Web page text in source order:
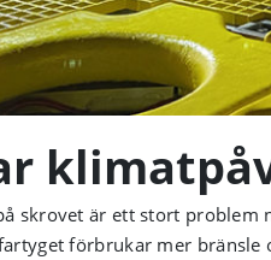
skrovet är ett stort problem
förbrukar mer